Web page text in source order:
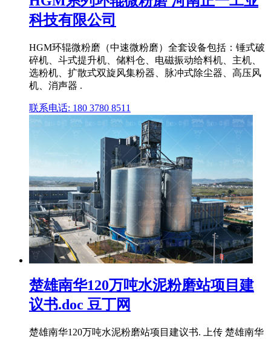
科技有限公司
HGM环辊微粉磨（中速微粉磨）全套设备包括：锤式破
碎机、斗式提升机、储料仓、电磁振动给料机、主机、
选粉机、扩散式双旋风集粉器、脉冲式除尘器、高压风
机、消声器 .
联系电话: 180 3780 8511
楚雄南华120万吨水泥粉磨站项目建
议书.doc 豆丁网
楚雄南华120万吨水泥粉磨站项目建议书. 上传 楚雄南华